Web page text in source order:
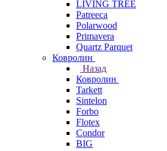
LIVING TREE
Patreeca
Polarwood
Primavera
Quartz Parquet
Ковролин
Назад
Ковролин
Tarkett
Sintelon
Forbo
Flotex
Condor
BIG